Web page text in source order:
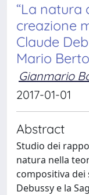
“La natura
creazione
Claude
Mario
Gianmario
2017-01-01
Abstract
Studio dei
natura nella
compositiva dei
Debussy e la